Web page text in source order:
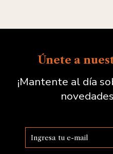
Únete a
¡Mantente al día